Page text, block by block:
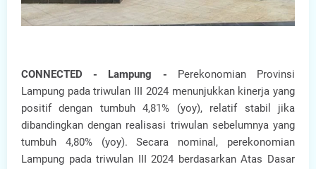
CONNECTED - Lampung - Perekonomian Provinsi
Lampung pada triwulan III 2024 menunjukkan kinerja yang
positif dengan tumbuh 4,81% (yoy), relatif stabil jika
dibandingkan dengan realisasi triwulan sebelumnya yang
tumbuh 4,80% (yoy). Secara nominal, perekonomian
Lampung pada triwulan III 2024 berdasarkan Atas Dasar